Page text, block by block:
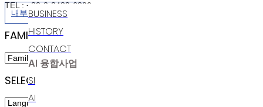
BUSINESS
HISTORY
CONTACT
AI 융합사업
SI
AI
TEL : +82-2-3489-6800
내부정보관리규정
FAMILY SITES
SELECT LANGUAGE